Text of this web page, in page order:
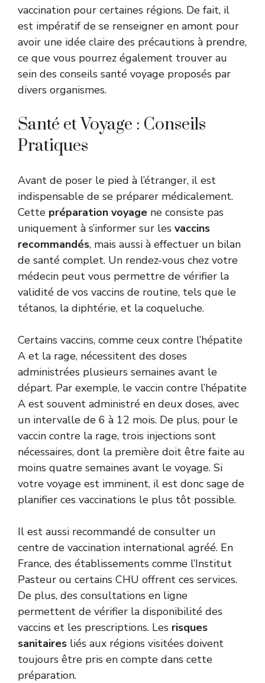
vaccination pour certaines régions. De fait, il
est impératif de se renseigner en amont pour
avoir une idée claire des précautions à prendre,
ce que vous pourrez également trouver au
sein des conseils santé voyage proposés par
divers organismes.
Santé et Voyage : Conseils
Pratiques
Avant de poser le pied à l’étranger, il est
indispensable de se préparer médicalement.
Cette préparation voyage ne consiste pas
uniquement à s’informer sur les vaccins
recommandés, mais aussi à effectuer un bilan
de santé complet. Un rendez-vous chez votre
médecin peut vous permettre de vérifier la
validité de vos vaccins de routine, tels que le
tétanos, la diphtérie, et la coqueluche.
Certains vaccins, comme ceux contre l’hépatite
A et la rage, nécessitent des doses
administrées plusieurs semaines avant le
départ. Par exemple, le vaccin contre l’hépatite
A est souvent administré en deux doses, avec
un intervalle de 6 à 12 mois. De plus, pour le
vaccin contre la rage, trois injections sont
nécessaires, dont la première doit être faite au
moins quatre semaines avant le voyage. Si
votre voyage est imminent, il est donc sage de
planifier ces vaccinations le plus tôt possible.
Il est aussi recommandé de consulter un
centre de vaccination international agréé. En
France, des établissements comme l’Institut
Pasteur ou certains CHU offrent ces services.
De plus, des consultations en ligne
permettent de vérifier la disponibilité des
vaccins et les prescriptions. Les risques
sanitaires liés aux régions visitées doivent
toujours être pris en compte dans cette
préparation.